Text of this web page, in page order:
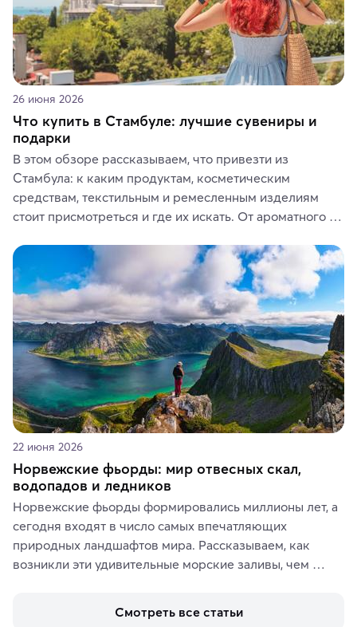
26 июня 2026
Что купить в Стамбуле: лучшие сувениры и
подарки
В этом обзоре рассказываем, что привезти из
Стамбула: к каким продуктам, косметическим
средствам, текстильным и ремесленным изделиям
стоит присмотреться и где их искать. От ароматного
керамики и изделий из кожи на турецких рынках и в
аутентичных лавках — в подарок близким или себе на
память о путешествии.
22 июня 2026
Норвежские фьорды: мир отвесных скал,
водопадов и ледников
Норвежские фьорды формировались миллионы лет, а
сегодня входят в число самых впечатляющих
природных ландшафтов мира. Рассказываем, как
возникли эти удивительные морские заливы, чем
включить в маршрут по Норвегии.
Смотреть все статьи